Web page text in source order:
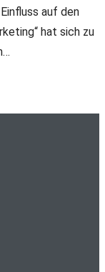
auf den
hat sich zu